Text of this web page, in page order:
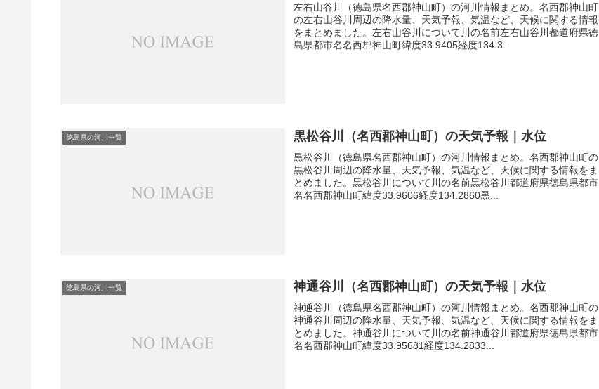
左右山谷川（徳島県名西郡神山町）の河川情報まとめ。名西郡神山町
の左右山谷川周辺の降水量、天気予報、気温など、天候に関する情報
をまとめました。左右山谷川について川の名前左右山谷川都道府県徳
島県都市名名西郡神山町緯度33.9405経度134.3...
徳島県の河川一覧 黒松谷川（名西郡神山町）の天気予報｜水位
黒松谷川（徳島県名西郡神山町）の河川情報まとめ。名西郡神山町の
黒松谷川周辺の降水量、天気予報、気温など、天候に関する情報をま
とめました。黒松谷川について川の名前黒松谷川都道府県徳島県都市
名名西郡神山町緯度33.9606経度134.2860黒...
徳島県の河川一覧 神通谷川（名西郡神山町）の天気予報｜水位
神通谷川（徳島県名西郡神山町）の河川情報まとめ。名西郡神山町の
神通谷川周辺の降水量、天気予報、気温など、天候に関する情報をま
とめました。神通谷川について川の名前神通谷川都道府県徳島県都市
名名西郡神山町緯度33.95681経度134.2833...